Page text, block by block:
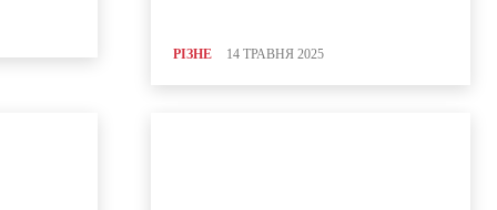
РІЗНЕ 14 ТРАВНЯ 2025